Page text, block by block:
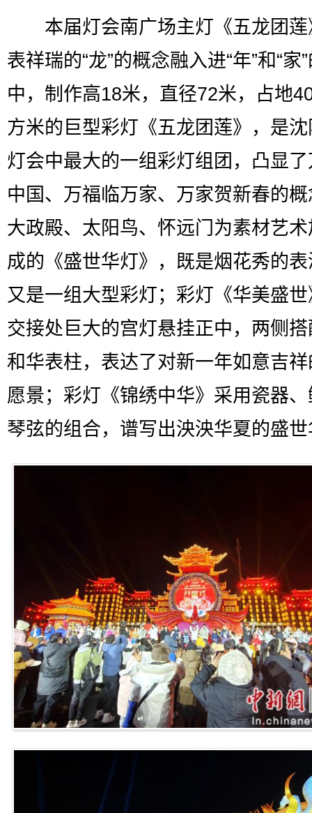
本届灯会南广场主灯《五龙团莲
表祥瑞的“龙”的概念融入进“年”和“家
中，制作高18米，直径72米，占地
方米的巨型彩灯《五龙团莲》，是
灯会中最大的一组彩灯组团，凸显
中国、万福临万家、万家贺新春的
大政殿、太阳鸟、怀远门为素材艺
成的《盛世华灯》，既是烟花秀的
又是一组大型彩灯；彩灯《华美盛
交接处巨大的宫灯悬挂正中，两侧
和华表柱，表达了对新一年如意吉
愿景；彩灯《锦绣中华》采用瓷器
琴弦的组合，谱写出泱泱华夏的盛